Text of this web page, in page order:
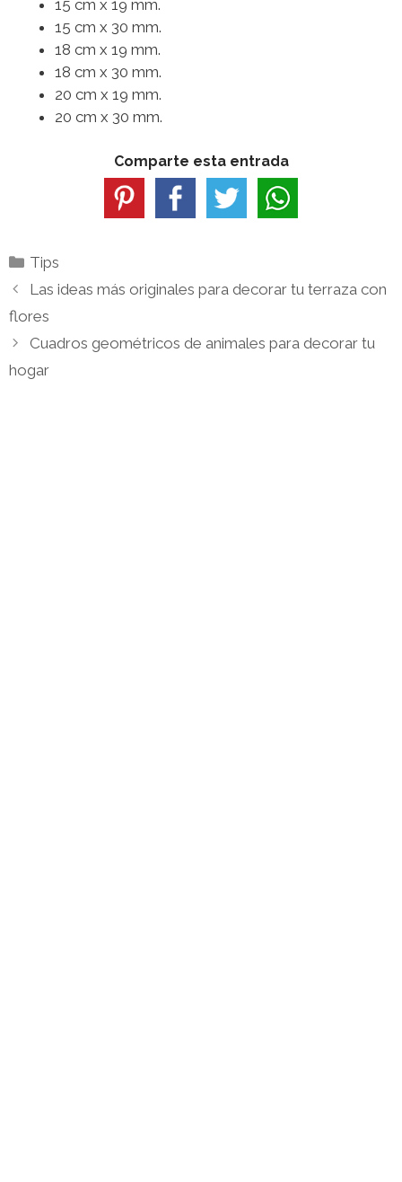
15 cm x 19 mm.
15 cm x 30 mm.
18 cm x 19 mm.
18 cm x 30 mm.
20 cm x 19 mm.
20 cm x 30 mm.
Comparte esta entrada
Categorías
Tips
Las ideas más originales para decorar tu terraza con
flores
Cuadros geométricos de animales para decorar tu
hogar